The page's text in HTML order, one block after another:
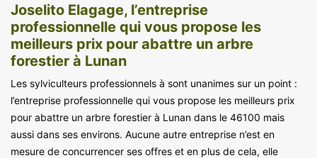
Joselito Elagage, l’entreprise
professionnelle qui vous propose les
meilleurs prix pour abattre un arbre
forestier à Lunan
Les sylviculteurs professionnels à sont unanimes sur un point :
l’entreprise professionnelle qui vous propose les meilleurs prix
pour abattre un arbre forestier à Lunan dans le 46100 mais
aussi dans ses environs. Aucune autre entreprise n’est en
mesure de concurrencer ses offres et en plus de cela, elle